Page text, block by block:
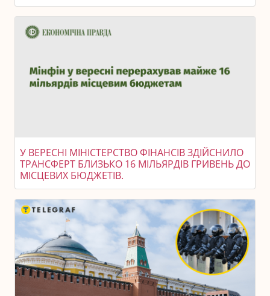
У ВЕРЕСНІ МІНІСТЕРСТВО ФІНАНСІВ ЗДІЙСНИЛО
ТРАНСФЕРТ БЛИЗЬКО 16 МІЛЬЯРДІВ ГРИВЕНЬ ДО
МІСЦЕВИХ БЮДЖЕТІВ.